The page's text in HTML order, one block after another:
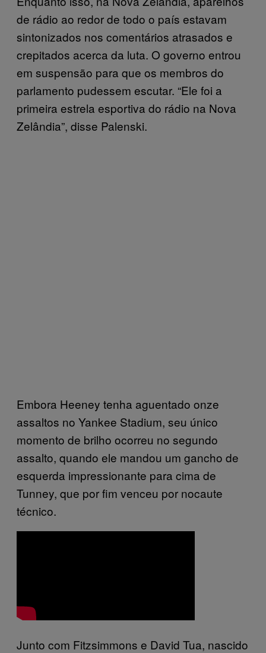
de rádio ao redor de todo o país estavam
sintonizados nos comentários atrasados e
crepitados acerca da luta. O governo entrou
em suspensão para que os membros do
parlamento pudessem escutar. “Ele foi a
primeira estrela esportiva do rádio na Nova
Zelândia”, disse Palenski.
Embora Heeney tenha aguentado onze
assaltos no Yankee Stadium, seu único
momento de brilho ocorreu no segundo
assalto, quando ele mandou um gancho de
esquerda impressionante para cima de
Tunney, que por fim venceu por nocaute
técnico.
Junto com Fitzsimmons e David Tua, nascido